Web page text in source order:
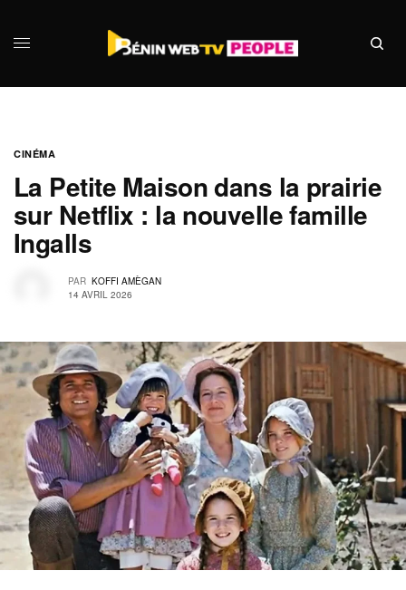
CINÉMA
La Petite Maison dans la prairie
sur Netflix : la nouvelle famille
Ingalls
PAR KOFFI AMÈGAN
14 AVRIL 2026